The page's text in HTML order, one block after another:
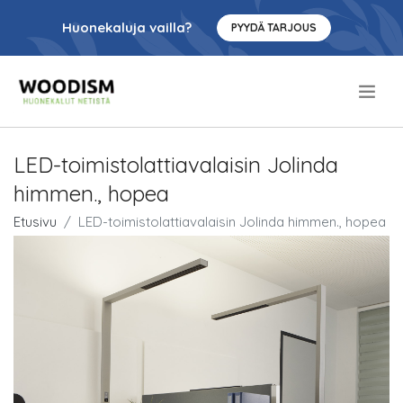
Huonekaluja vailla? PYYDÄ TARJOUS
LED-toimistolattiavalaisin Jolinda
himmen., hopea
Etusivu LED-toimistolattiavalaisin Jolinda himmen., hopea